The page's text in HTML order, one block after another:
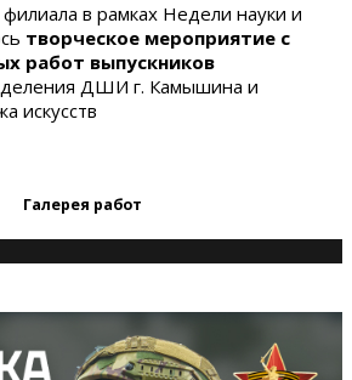
в рамках Недели науки и
творческое мероприятие с
работ выпускников
ДШИ г. Камышина и
искусств
Галерея работ